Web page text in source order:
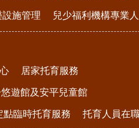
設施管理 兒少福利機構專業
居家托育服務
遊館及安平兒童館
點臨時托育服務 托育人員在